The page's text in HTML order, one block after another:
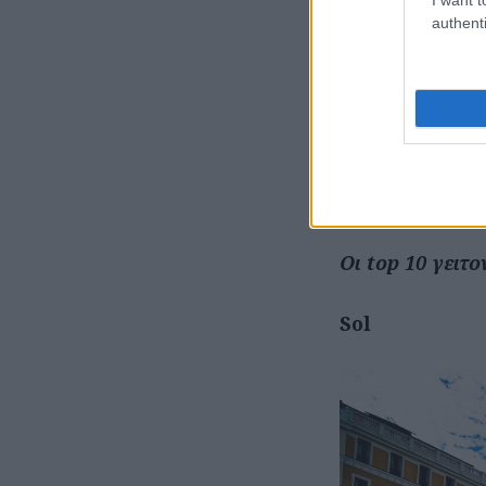
πάγκους
από
ηλιόλουστου
όσα δεν
Οι top 10
Sol